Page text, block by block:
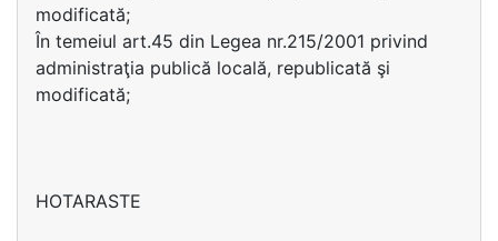
modificată;
În temeiul art.45 din Legea nr.215/2001 privind
administraţia publică locală, republicată şi
modificată;
HOTARASTE